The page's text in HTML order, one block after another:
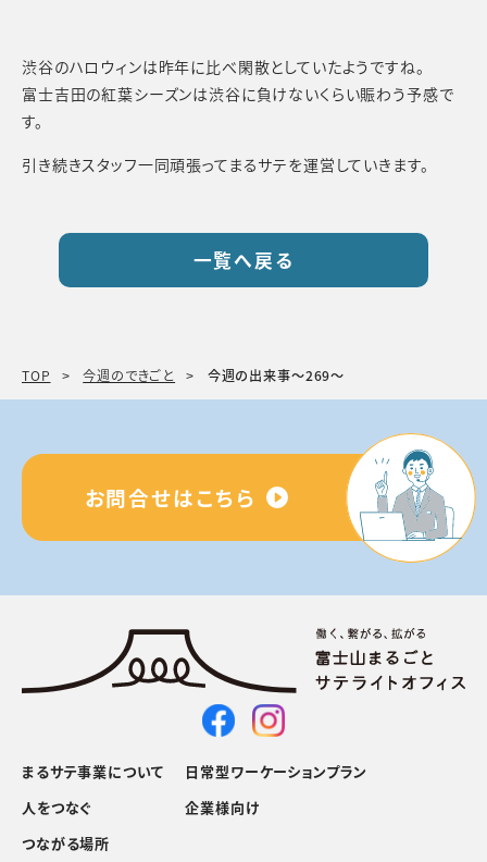
渋谷のハロウィンは昨年に比べ閑散としていたようですね。
富士吉田の紅葉シーズンは渋谷に負けないくらい賑わう予感で
す。
引き続きスタッフ一同頑張ってまるサテを運営していきます。
一覧へ戻る
TOP 今週のできごと 今週の出来事〜269〜
お問合せはこちら
まるサテ事業について
人をつなぐ
つながる場所
日常型ワーケーションプラン
企業様向け